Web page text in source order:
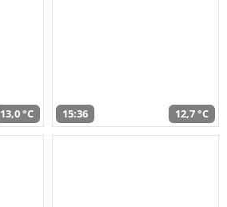
13,0 °C 15:36 12,7 °C